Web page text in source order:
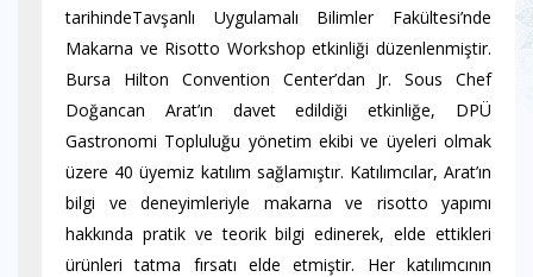
tarihindeTavşanlı Uygulamalı Bilimler Fakültesi’nde
Makarna ve Risotto Workshop etkinliği düzenlenmiştir.
Bursa Hilton Convention Center’dan Jr. Sous Chef
Doğancan Arat’ın davet edildiği etkinliğe, DPÜ
Gastronomi Topluluğu yönetim ekibi ve üyeleri olmak
üzere 40 üyemiz katılım sağlamıştır. Katılımcılar, Arat’ın
bilgi ve deneyimleriyle makarna ve risotto yapımı
hakkında pratik ve teorik bilgi edinerek, elde ettikleri
ürünleri tatma fırsatı elde etmiştir. Her katılımcının